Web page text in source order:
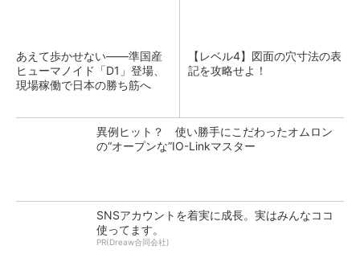
あえて歩かせない――準国産
ヒューマノイド「D1」登場、
現場稼働で日本の勝ち筋へ
【レベル4】図面の穴寸法の表
記を攻略せよ！
異例ヒット？ 使い勝手にこだわったオムロン
の“オープンな”IO-Linkマスター
SNSアカウントを着実に成長。実はみんなココ
使ってます。
PR(Dreaw合同会社)